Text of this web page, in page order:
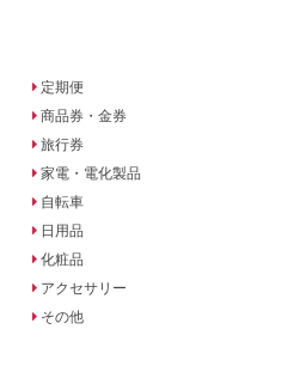
定期便
商品券・金券
旅行券
家電・電化製品
自転車
日用品
化粧品
アクセサリー
その他